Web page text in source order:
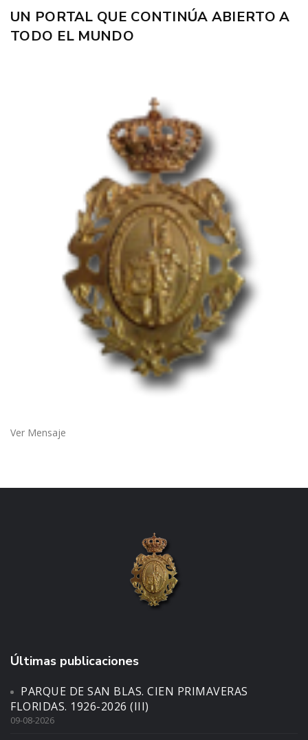
UN PORTAL QUE CONTINÚA ABIERTO A
TODO EL MUNDO
Ver Mensaje
Últimas publicaciones
PARQUE DE SAN BLAS. CIEN PRIMAVERAS
FLORIDAS. 1926-2026 (III)
09-08-2026